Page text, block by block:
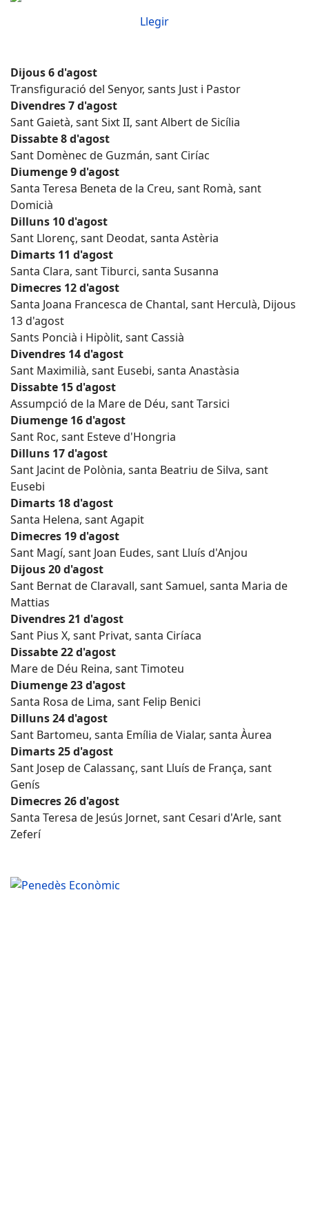
Llegir
Dijous 6 d'agost
Transfiguració del Senyor, sants Just i Pastor
Divendres 7 d'agost
Sant Gaietà, sant Sixt II, sant Albert de Sicília
Dissabte 8 d'agost
Sant Domènec de Guzmán, sant Ciríac
Diumenge 9 d'agost
Santa Teresa Beneta de la Creu, sant Romà, sant
Domicià
Dilluns 10 d'agost
Sant Llorenç, sant Deodat, santa Astèria
Dimarts 11 d'agost
Santa Clara, sant Tiburci, santa Susanna
Dimecres 12 d'agost
Santa Joana Francesca de Chantal, sant Herculà, Dijous
13 d'agost
Sants Poncià i Hipòlit, sant Cassià
Divendres 14 d'agost
Sant Maximilià, sant Eusebi, santa Anastàsia
Dissabte 15 d'agost
Assumpció de la Mare de Déu, sant Tarsici
Diumenge 16 d'agost
Sant Roc, sant Esteve d'Hongria
Dilluns 17 d'agost
Sant Jacint de Polònia, santa Beatriu de Silva, sant
Eusebi
Dimarts 18 d'agost
Santa Helena, sant Agapit
Dimecres 19 d'agost
Sant Magí, sant Joan Eudes, sant Lluís d'Anjou
Dijous 20 d'agost
Sant Bernat de Claravall, sant Samuel, santa Maria de
Mattias
Divendres 21 d'agost
Sant Pius X, sant Privat, santa Ciríaca
Dissabte 22 d'agost
Mare de Déu Reina, sant Timoteu
Diumenge 23 d'agost
Santa Rosa de Lima, sant Felip Benici
Dilluns 24 d'agost
Sant Bartomeu, santa Emília de Vialar, santa Àurea
Dimarts 25 d'agost
Sant Josep de Calassanç, sant Lluís de França, sant
Genís
Dimecres 26 d'agost
Santa Teresa de Jesús Jornet, sant Cesari d'Arle, sant
Zeferí